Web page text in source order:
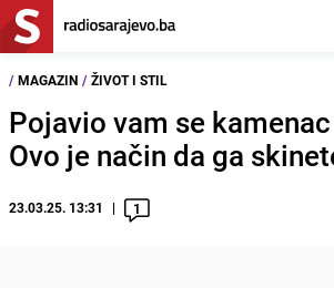
/ MAGAZIN / ŽIVOT I STIL
Pojavio vam se
Ovo je način da ga
23.03.25. 13:31 1